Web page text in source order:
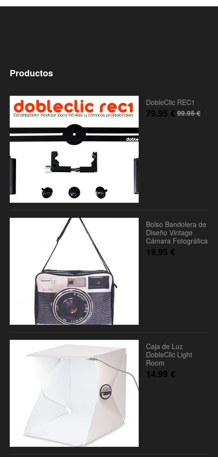
Productos
DobleClic REC1
99.95€
79.95 €
Bolso Bandolera de
Diseño Vintage
Cámara Fotográfica
19.95 €
Caja de Luz
DobleClic Light
Room
14.99 €